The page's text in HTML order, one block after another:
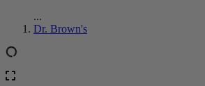
...
Dr. Brown's